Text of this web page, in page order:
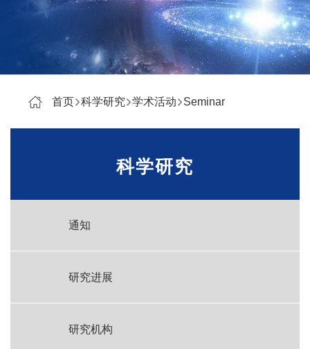
首页 科学研究 学术活动 Seminar
科学研究
通知
研究进展
研究机构